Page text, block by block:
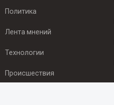
Политика
Лента мнений
Технологии
Происшествия